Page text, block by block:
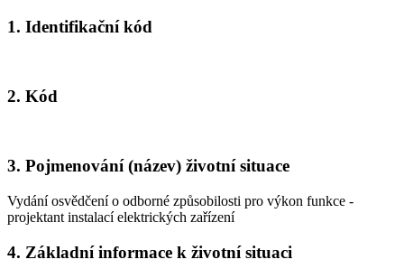
1. Identifikační kód
2. Kód
3. Pojmenování (název) životní situace
Vydání osvědčení o odborné způsobilosti pro výkon funkce -
projektant instalací elektrických zařízení
4. Základní informace k životní situaci